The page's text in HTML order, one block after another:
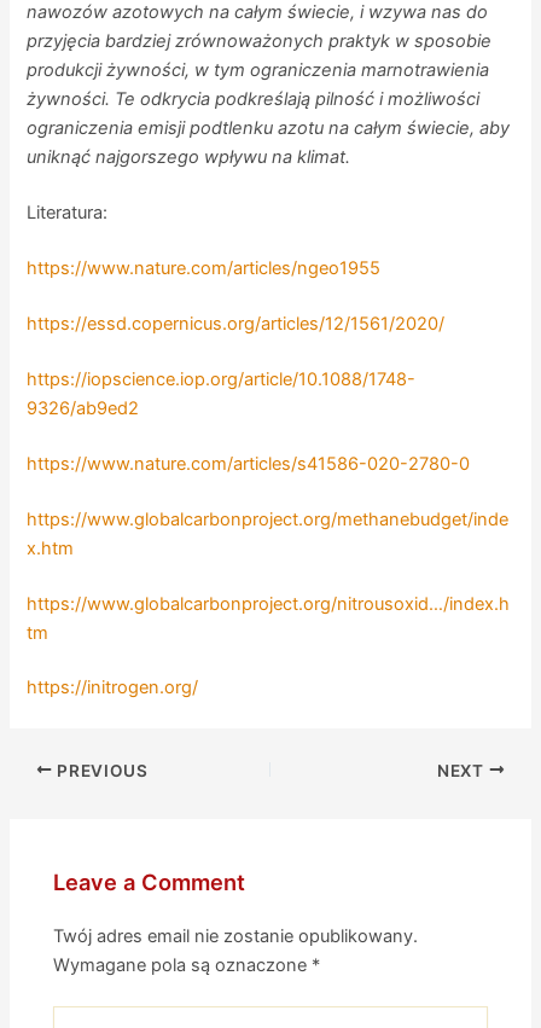
nawozów azotowych na całym świecie, i wzywa nas do
przyjęcia bardziej zrównoważonych praktyk w sposobie
produkcji żywności, w tym ograniczenia marnotrawienia
żywności. Te odkrycia podkreślają pilność i możliwości
ograniczenia emisji podtlenku azotu na całym świecie, aby
uniknąć najgorszego wpływu na klimat.
Literatura:
https://www.nature.com/articles/ngeo1955
https://essd.copernicus.org/articles/12/1561/2020/
https://iopscience.iop.org/article/10.1088/1748-
9326/ab9ed2
https://www.nature.com/articles/s41586-020-2780-0
https://www.globalcarbonproject.org/methanebudget/inde
x.htm
https://www.globalcarbonproject.org/nitrousoxid…/index.h
tm
https://initrogen.org/
PREVIOUS NEXT
Leave a Comment
Twój adres email nie zostanie opublikowany.
Wymagane pola są oznaczone *